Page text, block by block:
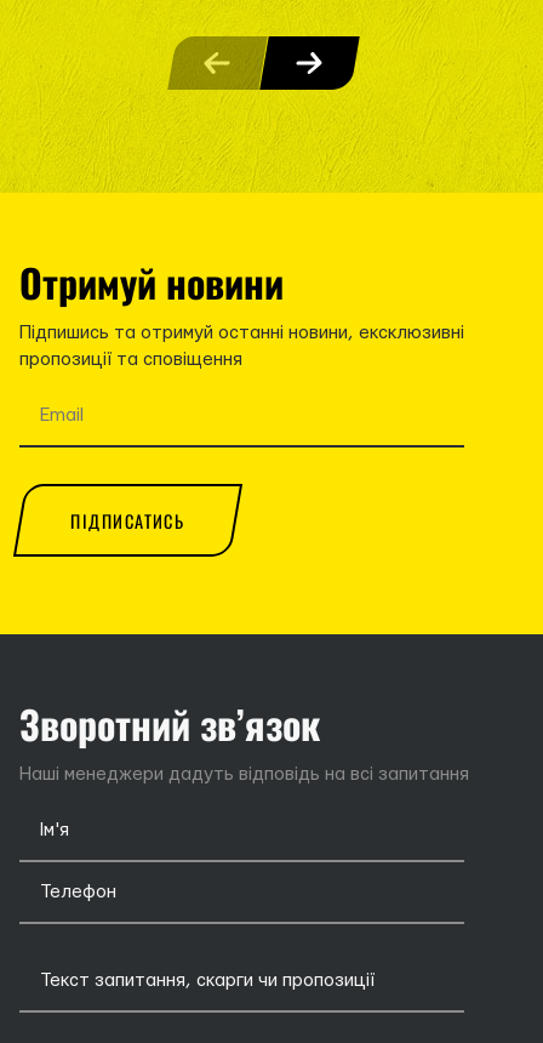
Отримуй новини
Підпишись та отримуй останні новини, ексклюзивні
пропозиції та сповіщення
ПІДПИСАТИСЬ
Зворотний зв’язок
Наші менеджери дадуть відповідь на всі запитання